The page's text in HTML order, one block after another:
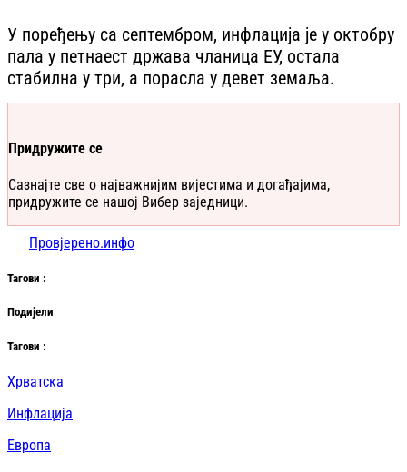
У поређењу са септембром, инфлација је у октобру
пала у петнаест држава чланица ЕУ, остала
стабилна у три, а порасла у девет земаља.
Придружите се
Сазнајте све о најважнијим вијестима и догађајима,
придружите се нашој Вибер заједници.
Провјерено.инфо
Тагови :
Подијели
Тагови :
Хрватска
Инфлација
Европа